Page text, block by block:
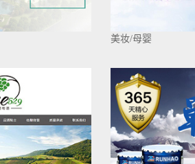
美妆/母婴